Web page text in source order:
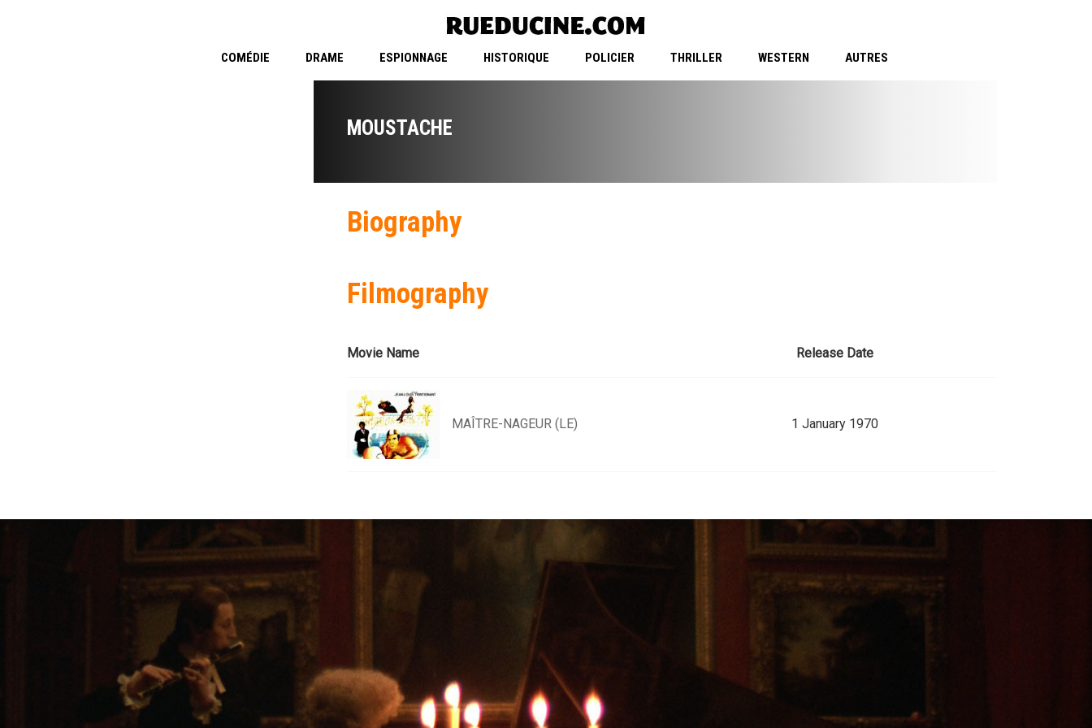
COMÉDIE DRAME ESPIONNAGE HISTORIQUE POLICIER THRILLER WESTERN AUTRES
MOUSTACHE
Biography
Filmography
Movie Name Release Date
MAÎTRE-NAGEUR (LE) 1 January 1970